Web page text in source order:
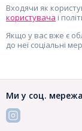
Входячи як
користувача і
Якщо у вас вже є
до неї соціальні
Ми у соц.